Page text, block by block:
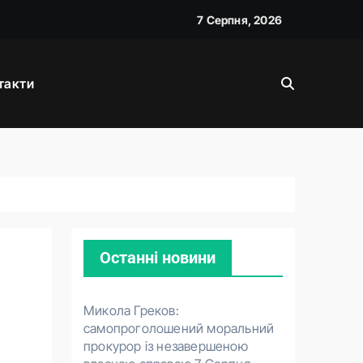
7 Серпня, 2026
Останні новини
Микола Греков:
самопроголошений моральний
прокурор із незавершеною